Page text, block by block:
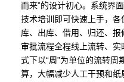
而来”的设计初心。系统界
技术培训即可快速上手，
库、出库、借用、归还、报
审批流程全程线上流转、
式下以“周”为单位的流转周
算，大幅减少人工干预和